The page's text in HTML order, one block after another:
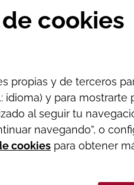
cookies
propias y de terceros
idioma) y para
al seguir tu
navegando”, o
cookies para obtener
en carga